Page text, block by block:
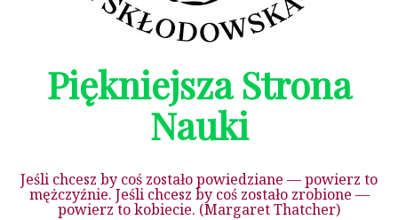
Piękniejsza Strona
Nauki
Jeśli chcesz by coś zostało powiedziane — powierz to
mężczyźnie. Jeśli chcesz by coś zostało zrobione —
powierz to kobiecie. (Margaret Thatcher)